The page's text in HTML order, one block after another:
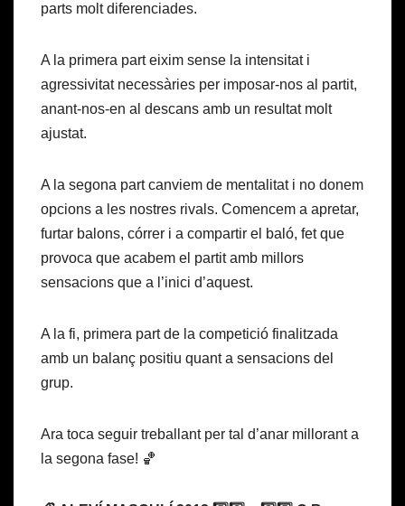
parts molt diferenciades.
A la primera part eixim sense la intensitat i
agressivitat necessàries per imposar-nos al partit,
anant-nos-en al descans amb un resultat molt
ajustat.
A la segona part canviem de mentalitat i no donem
opcions a les nostres rivals. Comencem a apretar,
furtar balons, córrer i a compartir el baló, fet que
provoca que acabem el partit amb millors
sensacions que a l’inici d’aquest.
A la fi, primera part de la competició finalitzada
amb un balanç positiu quant a sensacions del
grup.
Ara toca seguir treballant per tal d’anar millorant a
la segona fase! 🏀